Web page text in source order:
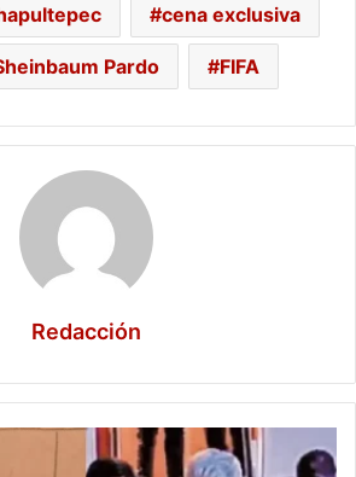
cena exclusiva
Pardo FIFA
Redacción